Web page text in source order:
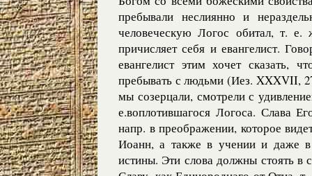
пребывали неслиянно и
человеческую Логос обитал, т.
причисляет себя и евангелист.
евангелист этим хочет сказать,
пребывать с людьми (Иез. XXXVII,
мы созерцали, смотрели с
е.воплотившагося Логоса. Слава
напр. в преображении, которое
Иоанн, а также в учении и даже
истины. Эти слова должны стоять в